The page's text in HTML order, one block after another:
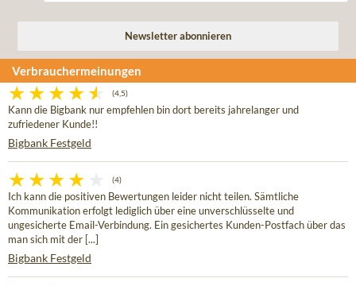
Verbrauchermeinungen
(4,5)
Kann die Bigbank nur empfehlen bin dort bereits jahrelanger und
zufriedener Kunde!!
Bigbank Festgeld
(4)
Ich kann die positiven Bewertungen leider nicht teilen. Sämtliche
Kommunikation erfolgt lediglich über eine unverschlüsselte und
ungesicherte Email-Verbindung. Ein gesichertes Kunden-Postfach über das
man sich mit der [...]
Bigbank Festgeld